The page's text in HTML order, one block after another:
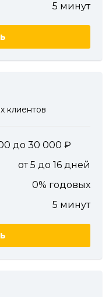
5 минут
клиентов
до 30 000
от 5 до 16 дней
0% годовых
5 минут